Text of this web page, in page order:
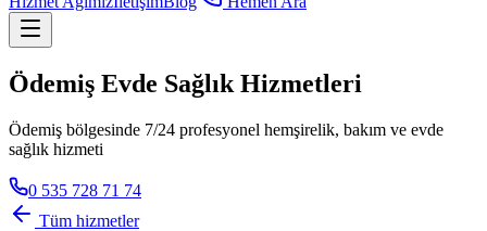
Ödemiş Evde Sağlık Hizmetleri
Ödemiş bölgesinde 7/24 profesyonel hemşirelik, bakım ve evde
sağlık hizmeti
0 535 728 71 74
Tüm hizmetler